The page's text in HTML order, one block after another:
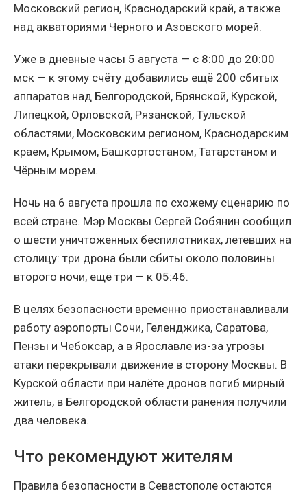
Московский регион, Краснодарский край, а также
над акваториями Чёрного и Азовского морей.
Уже в дневные часы 5 августа — с 8:00 до 20:00
мск — к этому счёту добавились ещё 200 сбитых
аппаратов над Белгородской, Брянской, Курской,
Липецкой, Орловской, Рязанской, Тульской
областями, Московским регионом, Краснодарским
краем, Крымом, Башкортостаном, Татарстаном и
Чёрным морем.
Ночь на 6 августа прошла по схожему сценарию по
всей стране. Мэр Москвы Сергей Собянин сообщил
о шести уничтоженных беспилотниках, летевших на
столицу: три дрона были сбиты около половины
второго ночи, ещё три — к 05:46.
В целях безопасности временно приостанавливали
работу аэропорты Сочи, Геленджика, Саратова,
Пензы и Чебоксар, а в Ярославле из-за угрозы
атаки перекрывали движение в сторону Москвы. В
Курской области при налёте дронов погиб мирный
житель, в Белгородской области ранения получили
два человека.
Что рекомендуют жителям
Правила безопасности в Севастополе остаются